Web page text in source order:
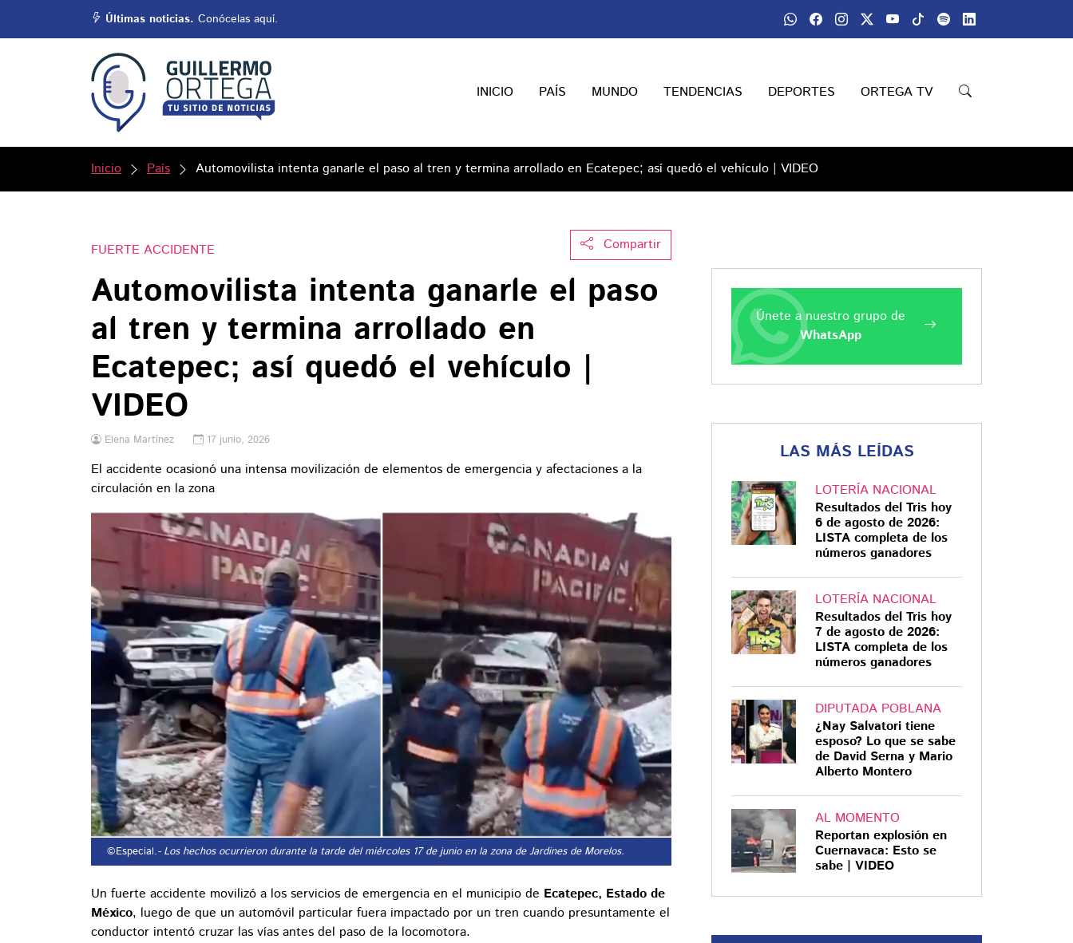
Últimas noticias. Conócelas aquí.
INICIO PAÍS MUNDO TENDENCIAS DEPORTES ORTEGA TV
Inicio País Automovilista intenta ganarle el paso al tren y termina arrollado en Ecatepec; así quedó el vehículo | VIDEO
Compartir
FUERTE ACCIDENTE
Automovilista intenta ganarle el paso
al tren y termina arrollado en
Ecatepec; así quedó el vehículo |
VIDEO
Elena Martínez 17 junio, 2026
El accidente ocasionó una intensa movilización de elementos de emergencia y afectaciones a la
circulación en la zona
©Especial.- Los hechos ocurrieron durante la tarde del miércoles 17 de junio en la zona de Jardines de Morelos.
Un fuerte accidente movilizó a los servicios de emergencia en el municipio de Ecatepec, Estado de
México, luego de que un automóvil particular fuera impactado por un tren cuando presuntamente el
conductor intentó cruzar las vías antes del paso de la locomotora.
Únete a nuestro grupo de
WhatsApp
LAS MÁS LEÍDAS
LOTERÍA NACIONAL
Resultados del Tris hoy
6 de agosto de 2026:
LISTA completa de los
números ganadores
LOTERÍA NACIONAL
Resultados del Tris hoy
7 de agosto de 2026:
LISTA completa de los
números ganadores
DIPUTADA POBLANA
¿Nay Salvatori tiene
esposo? Lo que se sabe
de David Serna y Mario
Alberto Montero
AL MOMENTO
Reportan explosión en
Cuernavaca: Esto se
sabe | VIDEO